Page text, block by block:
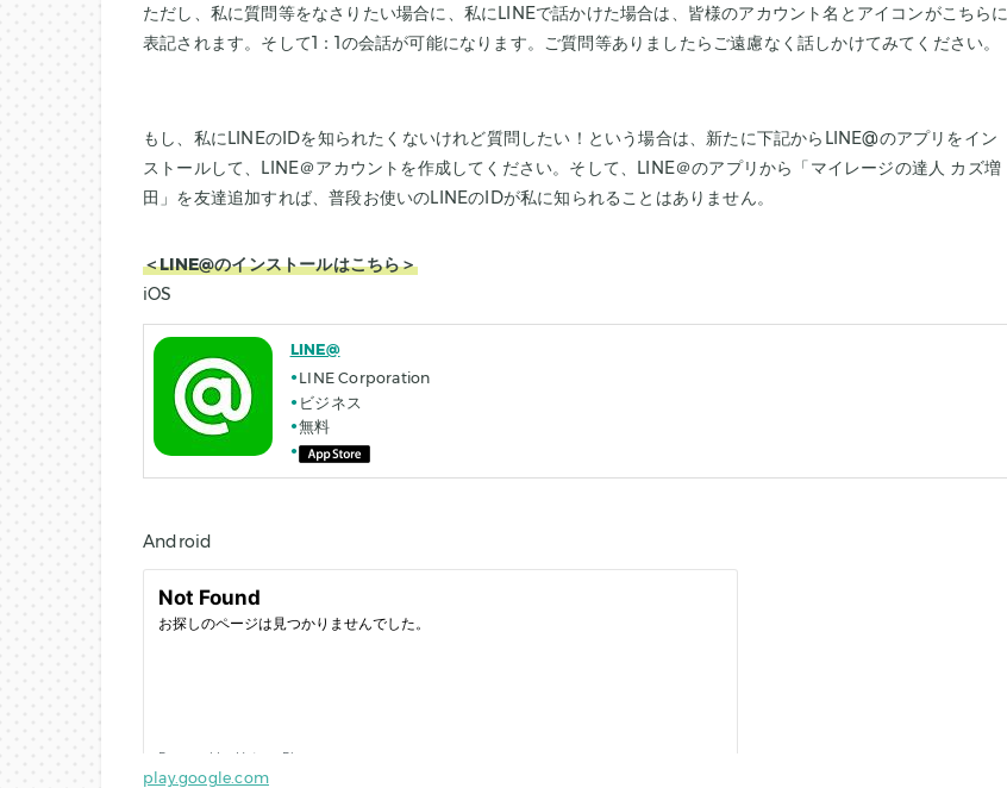
ただし、私に質問等をなさりたい場合に、私にLINEで話かけた場合は、皆様のアカウント名とアイコンがこちらに
表記されます。そして1：1の会話が可能になります。ご質問等ありましたらご遠慮なく話しかけてみてください。
もし、私にLINEのIDを知られたくないけれど質問したい！という場合は、新たに下記からLINE@のアプリをイン
ストールして、LINE＠アカウントを作成してください。そして、LINE＠のアプリから「マイレージの達人 カズ増
田」を友達追加すれば、普段お使いのLINEのIDが私に知られることはありません。
＜LINE@のインストールはこちら＞
iOS
LINE@
LINE Corporation
ビジネス
無料
Android
play.google.com